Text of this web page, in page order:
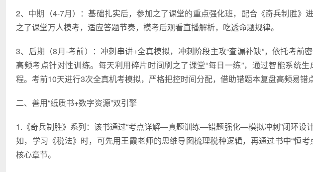
2、中期（4-7月）：基础扎实后，参加之了课堂的重点强化班，配合《奇兵制胜》
之了课堂万人模考，适应答题节奏，模考后观看直播解析，吃透命题规律。
3、后期（8月-考前）：冲刺串讲+全真模拟，冲刺阶段主攻“查漏补缺”，依托考前
高频考点针对性训练。每天利用碎片时间刷之了课堂“每日一练”，通过智能系统
程。考前10天进行3次全真机考模拟，严格把控时间分配，借助错题本复盘高频易错
二、善用“纸质书+数字资源”双引擎
1.《奇兵制胜》系列：该书通过“考点详解—真题训练—错题强化—模拟冲刺”闭环设
如，学习《税法》时，可先用王霞老师的思维导图梳理税种逻辑，再通过书中“恒
核心章节。